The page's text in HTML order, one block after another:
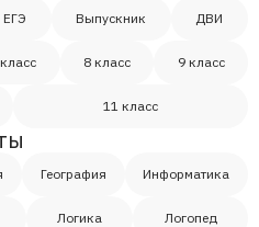
ЕГЭ Выпускник ДВИ
8 класс 9 класс
11 класс
География Информатика
Логика Логопед